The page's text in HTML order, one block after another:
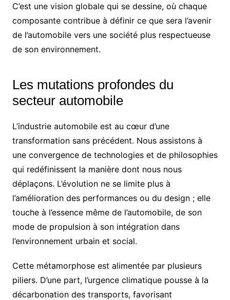
C’est une vision globale qui se dessine, où chaque
composante contribue à définir ce que sera l’avenir
de l’automobile vers une société plus respectueuse
de son environnement.
Les mutations profondes du
secteur automobile
L’industrie automobile est au cœur d’une
transformation sans précédent. Nous assistons à
une convergence de technologies et de philosophies
qui redéfinissent la manière dont nous nous
déplaçons. L’évolution ne se limite plus à
l’amélioration des performances ou du design ; elle
touche à l’essence même de l’automobile, de son
mode de propulsion à son intégration dans
l’environnement urbain et social.
Cette métamorphose est alimentée par plusieurs
piliers. D’une part, l’urgence climatique pousse à la
décarbonation des transports, favorisant